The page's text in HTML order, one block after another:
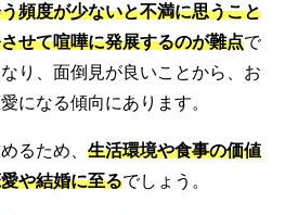
頻度が少ないと不満に思うこと
せて喧嘩に発展するのが難点で
り、面倒見が良いことから、お
になる傾向にあります。
るため、 生活環境や食事の価値
や結婚に至るでしょう。